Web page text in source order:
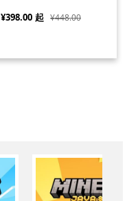
¥398.00 起 ¥448.00